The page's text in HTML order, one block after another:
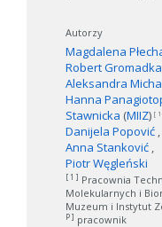
Autorzy
Magdalena
Robert Gromadka
Aleksandra
Hanna
Stawnicka (MIIZ) [
Danijela Popović
Anna Stanković
Piotr Węgleński
[ 1 ] Pracownia
Molekularnych i
Muzeum i Instytut
P ] pracownik